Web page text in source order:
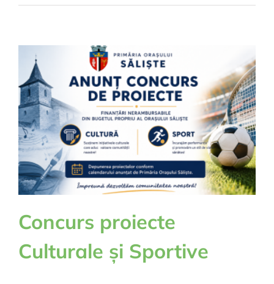
Public
Concurs proiecte
Culturale și Sportive